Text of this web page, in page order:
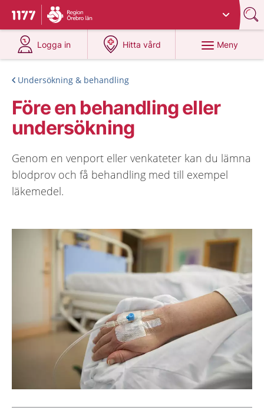
Till startsidan för 1177
Du har valt region
Logga in
på 1177.se
Hitta vård
på 1177.se
Meny
Undersökning & behandling
Före en behandling eller
undersökning
Genom en venport eller venkateter kan du lämna
blodprov och få behandling med till exempel
läkemedel.